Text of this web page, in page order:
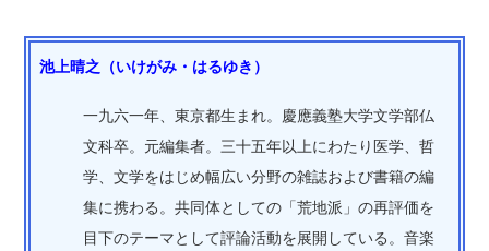
池上晴之（いけがみ・はるゆき）
一九六一年、東京都生まれ。慶應義塾大学文学部仏
文科卒。元編集者。三十五年以上にわたり医学、哲
学、文学をはじめ幅広い分野の雑誌および書籍の編
集に携わる。共同体としての「荒地派」の再評価を
目下のテーマとして評論活動を展開している。音楽